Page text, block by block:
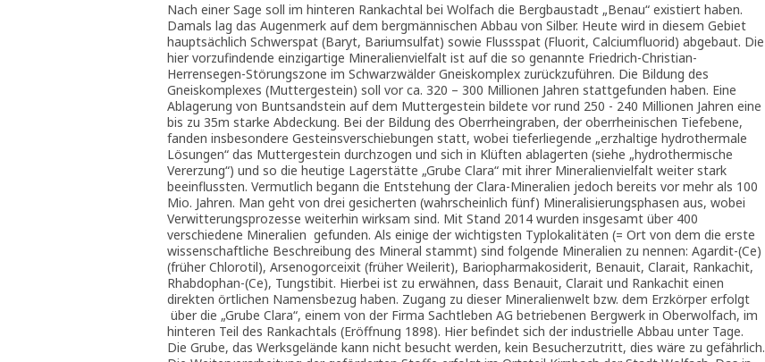
Nach einer Sage soll im hinteren Rankachtal bei Wolfach die Bergbaustadt „Benau“ existiert haben.
Damals lag das Augenmerk auf dem bergmännischen Abbau von Silber. Heute wird in diesem Gebiet
hauptsächlich Schwerspat (Baryt, Bariumsulfat) sowie Flussspat (Fluorit, Calciumfluorid) abgebaut. Die
hier vorzufindende einzigartige Mineralienvielfalt ist auf die so genannte Friedrich-Christian-
Herrensegen-Störungszone im Schwarzwälder Gneiskomplex zurückzuführen. Die Bildung des
Gneiskomplexes (Muttergestein) soll vor ca. 320 – 300 Millionen Jahren stattgefunden haben. Eine
Ablagerung von Buntsandstein auf dem Muttergestein bildete vor rund 250 - 240 Millionen Jahren eine
bis zu 35m starke Abdeckung. Bei der Bildung des Oberrheingraben, der oberrheinischen Tiefebene,
fanden insbesondere Gesteinsverschiebungen statt, wobei tieferliegende „erzhaltige hydrothermale
Lösungen“ das Muttergestein durchzogen und sich in Klüften ablagerten (siehe „hydrothermische
Vererzung“) und so die heutige Lagerstätte „Grube Clara“ mit ihrer Mineralienvielfalt weiter stark
beeinflussten. Vermutlich begann die Entstehung der Clara-Mineralien jedoch bereits vor mehr als 100
Mio. Jahren. Man geht von drei gesicherten (wahrscheinlich fünf) Mineralisierungsphasen aus, wobei
Verwitterungsprozesse weiterhin wirksam sind. Mit Stand 2014 wurden insgesamt über 400
verschiedene Mineralien gefunden. Als einige der wichtigsten Typlokalitäten (= Ort von dem die erste
wissenschaftliche Beschreibung des Mineral stammt) sind folgende Mineralien zu nennen: Agardit-(Ce)
(früher Chlorotil), Arsenogorceixit (früher Weilerit), Bariopharmakosiderit, Benauit, Clarait, Rankachit,
Rhabdophan-(Ce), Tungstibit. Hierbei ist zu erwähnen, dass Benauit, Clarait und Rankachit einen
direkten örtlichen Namensbezug haben. Zugang zu dieser Mineralienwelt bzw. dem Erzkörper erfolgt
über die „Grube Clara“, einem von der Firma Sachtleben AG betriebenen Bergwerk in Oberwolfach, im
hinteren Teil des Rankachtals (Eröffnung 1898). Hier befindet sich der industrielle Abbau unter Tage.
Die Grube, das Werksgelände kann nicht besucht werden, kein Besucherzutritt, dies wäre zu gefährlich.